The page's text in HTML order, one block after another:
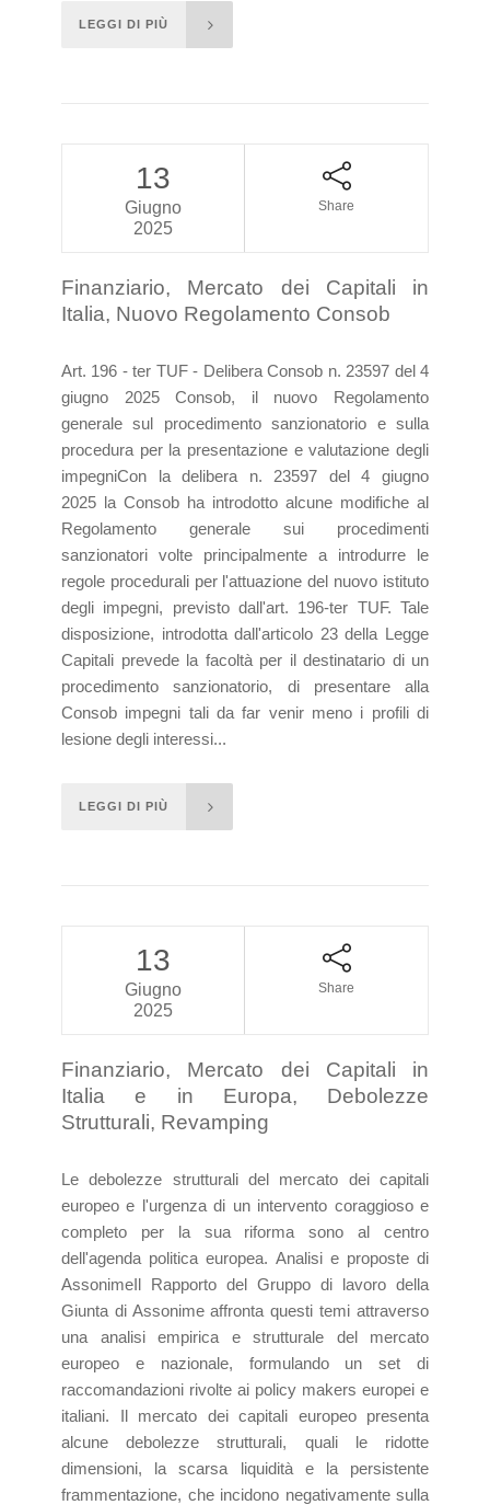
LEGGI DI PIÙ
13
Giugno
2025
Share
Finanziario, Mercato dei Capitali in
Italia, Nuovo Regolamento Consob
Art. 196 - ter TUF - Delibera Consob n. 23597 del 4
giugno 2025 Consob, il nuovo Regolamento
generale sul procedimento sanzionatorio e sulla
procedura per la presentazione e valutazione degli
impegni ​Con la delibera n. 23597 del 4 giugno
2025 la Consob ha introdotto alcune modifiche al
Regolamento generale sui procedimenti
sanzionatori volte principalmente a introdurre le
regole procedurali per l'attuazione del nuovo istituto
degli impegni, previsto dall'art. 196-ter TUF. Tale
disposizione, introdotta dall'articolo 23 della Legge
Capitali prevede la facoltà per il destinatario di un
procedimento sanzionatorio, di presentare alla
Consob impegni tali da far venir meno i profili di
lesione degli interessi...
LEGGI DI PIÙ
13
Giugno
2025
Share
Finanziario, Mercato dei Capitali in
Italia e in Europa, Debolezze
Strutturali, Revamping
Le debolezze strutturali del mercato dei capitali
europeo e l'urgenza di un intervento coraggioso e
completo per la sua riforma sono al centro
dell'agenda politica europea. Analisi e proposte di
Assonime ​Il Rapporto del Gruppo di lavoro della
Giunta di Assonime affronta questi temi attraverso
una analisi empirica e strutturale del mercato
europeo e nazionale, formulando un set di
raccomandazioni rivolte ai policy makers europei e
italiani. Il mercato dei capitali europeo presenta
alcune debolezze strutturali, quali le ridotte
dimensioni, la scarsa liquidità e la persistente
frammentazione, che incidono negativamente sulla